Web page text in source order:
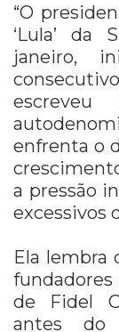
“O
‘Lula’ da
janeiro,
enfrenta o
a pressão
excessivos
Ela lembra
fundadores
de Fidel
antes